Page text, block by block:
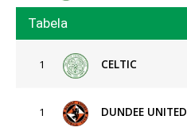
Tabela
1 CELTIC
1 DUNDEE UNITED